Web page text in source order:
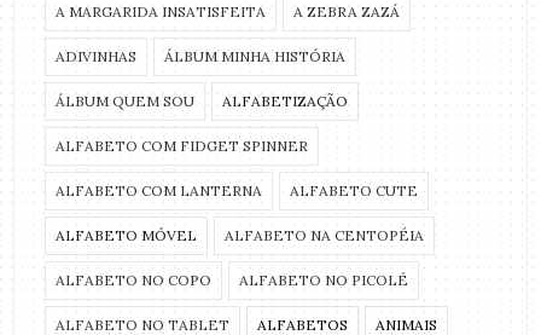
A MARGARIDA INSATISFEITA A ZEBRA ZAZÁ
ADIVINHAS ÁLBUM MINHA HISTÓRIA
ÁLBUM QUEM SOU ALFABETIZAÇÃO
ALFABETO COM FIDGET SPINNER
ALFABETO COM LANTERNA ALFABETO CUTE
ALFABETO MÓVEL ALFABETO NA CENTOPÉIA
ALFABETO NO COPO ALFABETO NO PICOLÉ
ALFABETO NO TABLET ALFABETOS ANIMAIS